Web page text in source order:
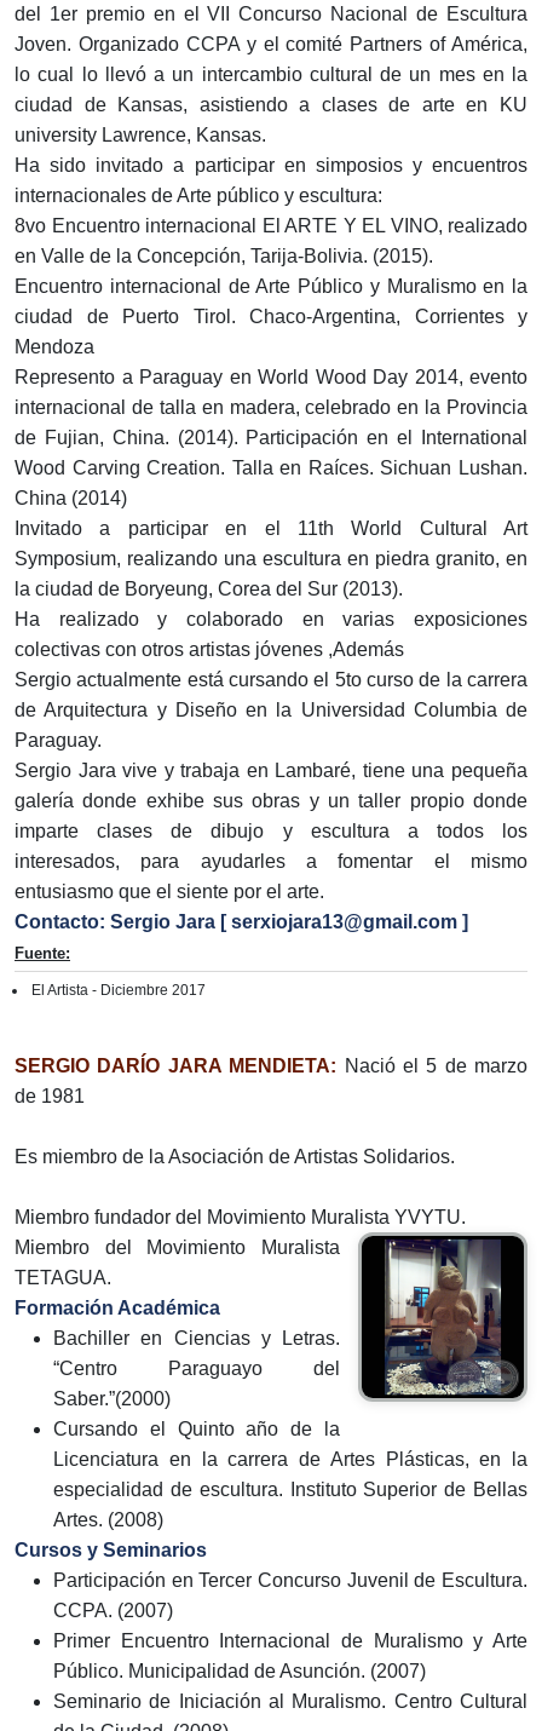
del 1er premio en el VII Concurso Nacional de Escultura
Joven. Organizado CCPA y el comité Partners of América,
lo cual lo llevó a un intercambio cultural de un mes en la
ciudad de Kansas, asistiendo a clases de arte en KU
university Lawrence, Kansas.
Ha sido invitado a participar en simposios y encuentros
internacionales de Arte público y escultura:
8vo Encuentro internacional El ARTE Y EL VINO, realizado
en Valle de la Concepción, Tarija-Bolivia. (2015).
Encuentro internacional de Arte Público y Muralismo en la
ciudad de Puerto Tirol. Chaco-Argentina, Corrientes y
Mendoza
Represento a Paraguay en World Wood Day 2014, evento
internacional de talla en madera, celebrado en la Provincia
de Fujian, China. (2014). Participación en el International
Wood Carving Creation. Talla en Raíces. Sichuan Lushan.
China (2014)
Invitado a participar en el 11th World Cultural Art
Symposium, realizando una escultura en piedra granito, en
la ciudad de Boryeung, Corea del Sur (2013).
Ha realizado y colaborado en varias exposiciones
colectivas con otros artistas jóvenes ,Además
Sergio actualmente está cursando el 5to curso de la carrera
de Arquitectura y Diseño en la Universidad Columbia de
Paraguay.
Sergio Jara vive y trabaja en Lambaré, tiene una pequeña
galería donde exhibe sus obras y un taller propio donde
imparte clases de dibujo y escultura a todos los
interesados, para ayudarles a fomentar el mismo
entusiasmo que el siente por el arte.
Contacto: Sergio Jara [ serxiojara13@gmail.com ]
Fuente:
El Artista - Diciembre 2017
SERGIO DARÍO JARA MENDIETA: Nació el 5 de marzo
de 1981
Es miembro de la Asociación de Artistas Solidarios.
Miembro fundador del Movimiento Muralista YVYTU.
Miembro del Movimiento Muralista
TETAGUA.
Formación Académica
Bachiller en Ciencias y Letras.
“Centro Paraguayo del
Saber.”(2000)
Cursando el Quinto año de la
Licenciatura en la carrera de Artes Plásticas, en la
especialidad de escultura. Instituto Superior de Bellas
Artes. (2008)
Cursos y Seminarios
Participación en Tercer Concurso Juvenil de Escultura.
CCPA. (2007)
Primer Encuentro Internacional de Muralismo y Arte
Público. Municipalidad de Asunción. (2007)
Seminario de Iniciación al Muralismo. Centro Cultural